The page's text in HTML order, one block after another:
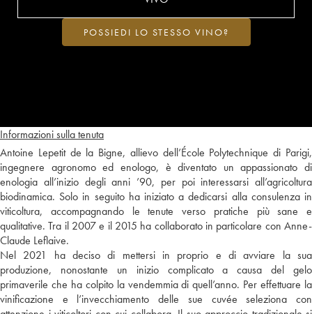
Informazioni sulla tenuta
Antoine Lepetit de la Bigne, allievo dell’École Polytechnique di Parigi,
ingegnere agronomo ed enologo, è diventato un appassionato di
enologia all’inizio degli anni ’90, per poi interessarsi all’agricoltura
biodinamica. Solo in seguito ha iniziato a dedicarsi alla consulenza in
viticoltura, accompagnando le tenute verso pratiche più sane e
qualitative. Tra il 2007 e il 2015 ha collaborato in particolare con Anne-
Claude Leflaive.
Nel 2021 ha deciso di mettersi in proprio e di avviare la sua
produzione, nonostante un inizio complicato a causa del gelo
primaverile che ha colpito la vendemmia di quell’anno. Per effettuare la
vinificazione e l’invecchiamento delle sue cuvée seleziona con
POSSIEDI LO STESSO VINO?